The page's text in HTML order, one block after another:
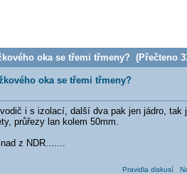
oka se třemi třmeny? (Přečteno
oka se třemi třmeny?
i s izolací, další dva pak jen jádro, tak
průřezy lan kolem 50mm.
z NDR.......
Pravidla diskusí